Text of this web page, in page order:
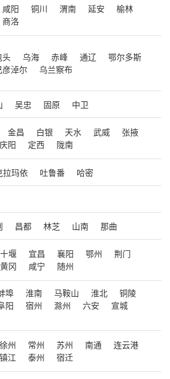
咸阳 铜川 渭南 延安
榆林
商洛
头 乌海 赤峰 通辽
鄂尔多斯
彦淖尔 乌兰察布
吴忠 固原 中卫
金昌 白银 天水 武威
张掖
庆阳 定西 陇南
拉玛依 吐鲁番 哈密
昌都 林芝 山南 那曲
十堰 宜昌 襄阳 鄂州
荆门
黄冈 咸宁 随州
埠 淮南 马鞍山 淮北
铜陵
阳 宿州 滁州 六安
宣城
徐州 常州 苏州 南通
连云港
镇江 泰州 宿迁